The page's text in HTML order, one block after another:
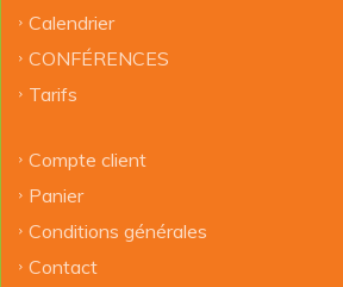
Calendrier
CONFÉRENCES
Tarifs
Compte client
Panier
Conditions générales
Contact